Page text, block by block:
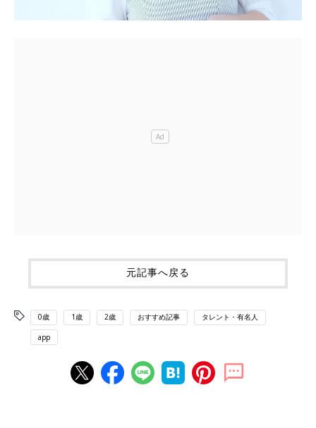
元記事へ戻る
0歳 1歳 2歳 おすすめ記事 タレント・有名人
app